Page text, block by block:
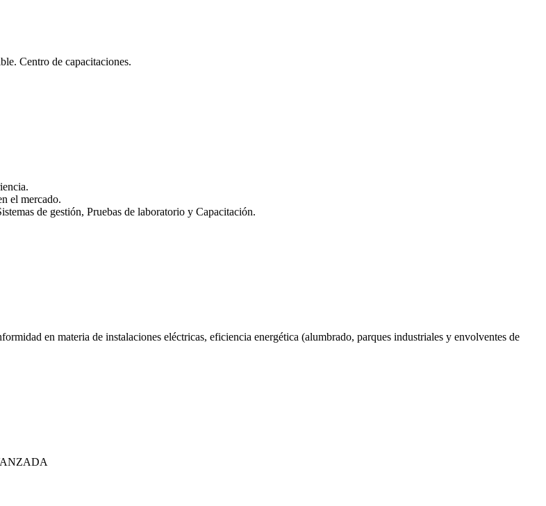
Centro de capacitaciones.
el mercado.
de gestión, Pruebas de laboratorio y Capacitación.
en materia de instalaciones eléctricas, eficiencia energética (alumbrado, parques industriales y envolventes de